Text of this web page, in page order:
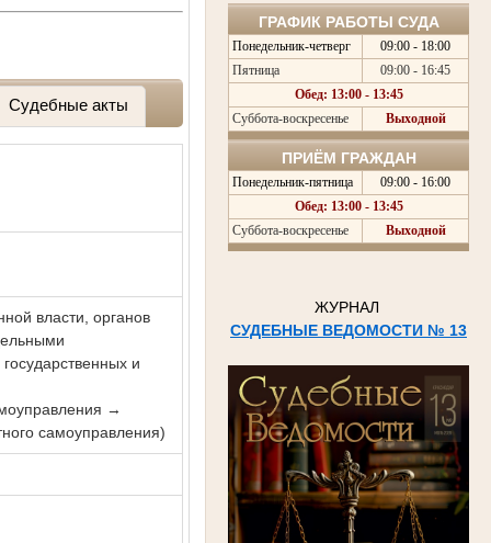
ГРАФИК РАБОТЫ СУДА
Понедельник-четверг
09:00 - 18:00
Пятница
09:00 - 16:45
Обед: 13:00 - 13:45
Суббота-воскресенье
Выходной
ПРИЁМ ГРАЖДАН
Понедельник-пятница
09:00 - 16:00
Обед: 13:00 - 13:45
Суббота-воскресенье
Выходной
ЖУРНАЛ
СУДЕБНЫЕ ВЕДОМОСТИ № 13
Судебные акты
власти, органов
и
→
самоуправления)